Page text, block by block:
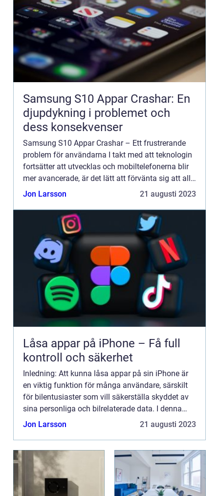
Samsung S10 Appar Crashar: En
djupdykning i problemet och
dess konsekvenser
Samsung S10 Appar Crashar – Ett frustrerande
problem för användarna I takt med att teknologin
fortsätter att utvecklas och mobiltelefonerna blir
mer avancerade, är det lätt att förvänta sig att allt
bara kommer att fungera perfekt. Tyvärr är de...
Jon Larsson 21 augusti 2023
Låsa appar på iPhone – Få full
kontroll och säkerhet
Inledning: Att kunna låsa appar på sin iPhone är
en viktig funktion för många användare, särskilt
för bilentusiaster som vill säkerställa skyddet av
sina personliga och bilrelaterade data. I denna
artikel kommer vi att ge en översikt över låsa
Jon Larsson 21 augusti 2023